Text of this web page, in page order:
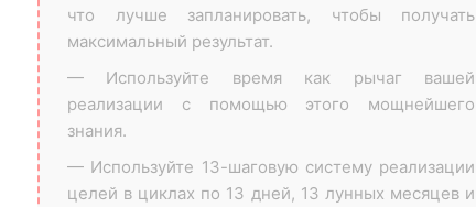
что лучше запланировать, чтобы получать
максимальный результат.
— Используйте время как рычаг вашей
реализации с помощью этого мощнейшего
знания.
— Используйте 13-шаговую систему реализации
целей в циклах по 13 дней, 13 лунных месяцев и